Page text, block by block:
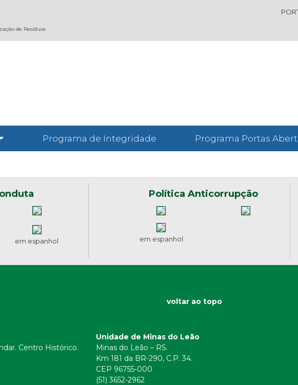
Programa de Integridade Programa Portas
em espanhol
Política Anticorrupção
em espanhol
voltar ao topo
Centro Histórico.
Unidade de Minas do Leão
Minas do Leão – RS.
Km 181 da BR-290, C.P. 34.
CEP 96755-000
(51) 3652-2962